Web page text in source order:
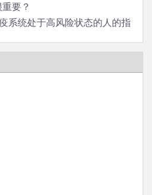
要？
系统处于高风险状态的人的指